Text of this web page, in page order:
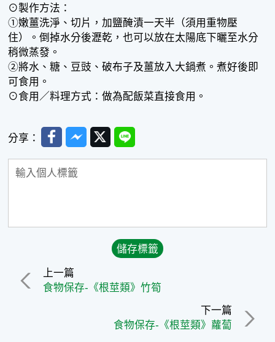
⊙製作方法：
①嫩薑洗淨、切片，加鹽醃漬一天半（須用重物壓
住）。倒掉水分後瀝乾，也可以放在太陽底下曬至水分
稍微蒸發。
②將水、糖、豆豉、破布子及薑放入大鍋煮。煮好後即
可食用。
⊙食用／料理方式：做為配飯菜直接食用。
分享： FacebookMessenger
TwitterLine
上一篇
食物保存-《根莖類》竹筍
下一篇
食物保存-《根莖類》蘿蔔